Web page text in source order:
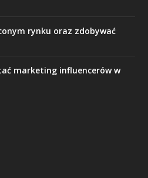
rynku oraz zdobywać
marketing influencerów w